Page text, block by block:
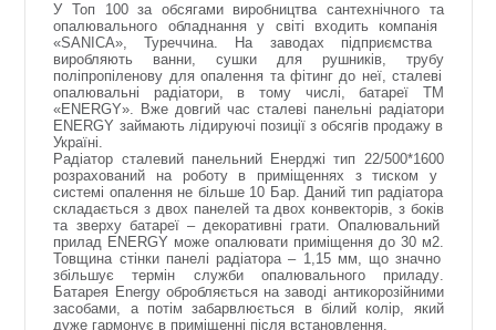
У Топ 100 заобсягами виробництва сантехнічного та
опалювального обладнанняу світі входитькомпанія
«SANICA», Туреччина. На заводах підприємства
виробляють ванни, сушки длярушників, трубу
поліпропіленову дляопалення тафітинг до неї, сталеві
опалювальні радіатори, в тому числі, батареї ТМ
«ENERGY». Вже довгий час сталеві панельні радіатори
ENERGY займають лідируючі позиціїз обсягів продажу в
Україні.
Радіатор сталевий панельнийЕнерджі тип 22/500*1600
розрахований на роботу в приміщеннях зтиском у
системі опаленняне більше10 Бар. Даний типрадіатора
складається з двох панелей тадвох конвекторів, збоків
тазверху батареї–декоративні грати. Опалювальний
прилад ENERGY може опалювати приміщеннядо 30 м2.
Товщина стінки панелі радіатора– 1,15 мм, що значно
збільшує термін служби опалювального приладу.
Батарея Energyобробляєтьсяназаводі антикорозійними
засобами, апотім забарвлюється вбілий колір, який
дуже гармонує в приміщенні після встановлення.